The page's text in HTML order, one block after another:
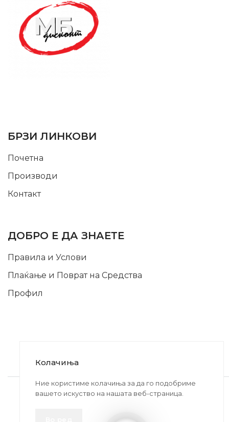
БРЗИ ЛИНКОВИ
Почетна
Производи
Контакт
ДОБРО Е ДА ЗНАЕТЕ
Правила и Услови
Плаќање и Поврат на Средства
Профил
2020-2024 © MB DISKONT. Изработено од
БРАМИТ ДООЕЛ
Колачиња
Ние користиме колачиња за да го подобриме
вашето искуство на нашата веб-страница.